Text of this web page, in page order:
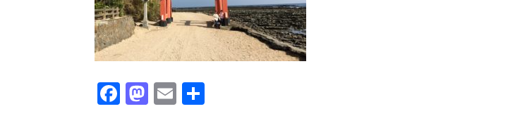
Facebook
Mastodon
Email